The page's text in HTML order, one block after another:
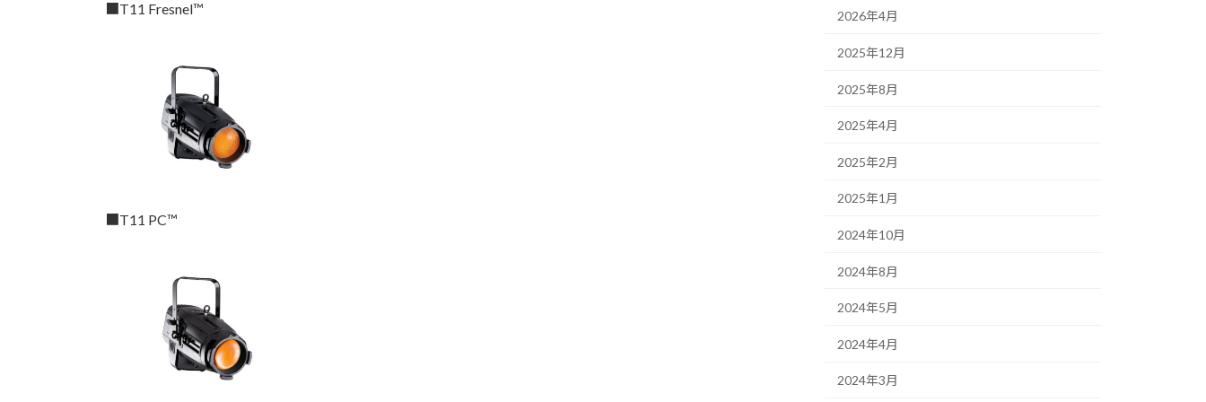
■T11 Fresnel™
■T11 PC™
2026年4月
2025年12月
2025年8月
2025年4月
2025年2月
2025年1月
2024年10月
2024年8月
2024年5月
2024年4月
2024年3月